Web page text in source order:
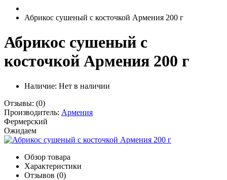
Абрикос сушеный с косточкой Армения 200 г
Абрикос сушеный с
косточкой Армения 200 г
Наличие: Нет в наличии
Отзывы: (0)
Производитель: Армения
Фермерский
Ожидаем
Обзор товара
Характеристики
Отзывов (0)